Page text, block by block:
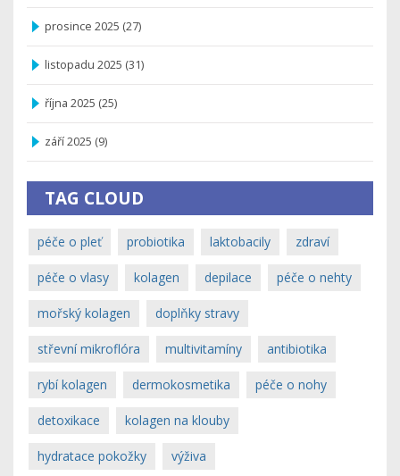
prosince 2025 (27)
listopadu 2025 (31)
října 2025 (25)
září 2025 (9)
TAG CLOUD
péče o pleť probiotika laktobacily zdraví
péče o vlasy kolagen depilace péče o nehty
mořský kolagen doplňky stravy
střevní mikroflóra multivitamíny antibiotika
rybí kolagen dermokosmetika péče o nohy
detoxikace kolagen na klouby
hydratace pokožky výživa